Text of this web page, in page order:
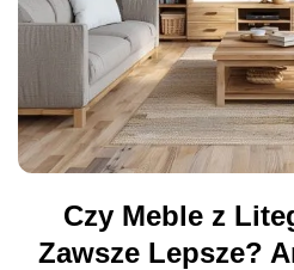
Czy Meble z
Zawsze Lepsze?